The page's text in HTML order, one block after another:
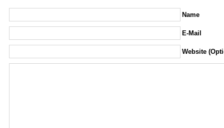
Name
E-Mail
Website